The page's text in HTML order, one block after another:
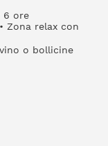
6 ore
Zona relax con
o bollicine